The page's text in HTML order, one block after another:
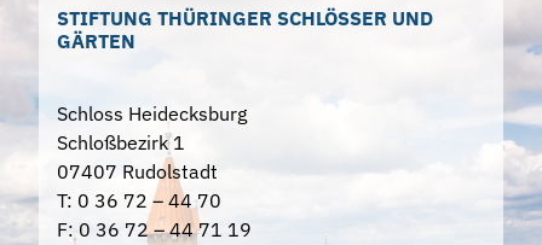
STIFTUNG THÜRINGER SCHLÖSSER UND
GÄRTEN
Schloss Heidecksburg
Schloßbezirk 1
07407 Rudolstadt
T: 0 36 72 – 44 70
F: 0 36 72 – 44 71 19